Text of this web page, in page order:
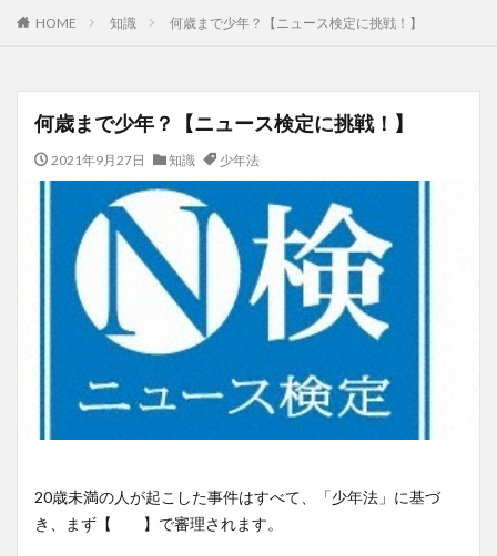
HOME 知識 何歳まで少年？【ニュース検定に挑戦！】
何歳まで少年？【ニュース検定に挑戦！】
2021年9月27日 知識 少年法
20歳未満の人が起こした事件はすべて、「少年法」に基づ
き、まず【 】で審理されます。